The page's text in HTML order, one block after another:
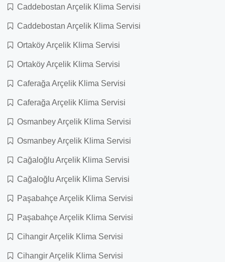
Caddebostan Arçelik Klima Servisi
Caddebostan Arçelik Klima Servisi
Ortaköy Arçelik Klima Servisi
Ortaköy Arçelik Klima Servisi
Caferağa Arçelik Klima Servisi
Caferağa Arçelik Klima Servisi
Osmanbey Arçelik Klima Servisi
Osmanbey Arçelik Klima Servisi
Cağaloğlu Arçelik Klima Servisi
Cağaloğlu Arçelik Klima Servisi
Paşabahçe Arçelik Klima Servisi
Paşabahçe Arçelik Klima Servisi
Cihangir Arçelik Klima Servisi
Cihangir Arçelik Klima Servisi